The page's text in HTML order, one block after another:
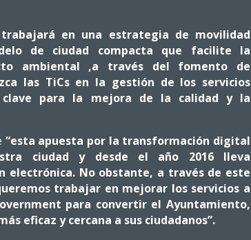
en una estrategia de movilidad
de ciudad compacta que facilite la
ambiental ,a través del fomento de
las TiCs en la gestión de los servicios
clave para la mejora de la calidad y la
“esta apuesta por la transformación digital
ciudad y desde el año 2016 lleva
electrónica. No obstante, a través de este
trabajar en mejorar los servicios a
para convertir el Ayuntamiento,
eficaz y cercana a sus ciudadanos”.